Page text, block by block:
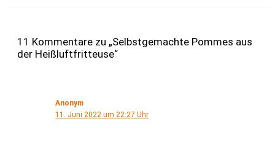
11 Kommentare zu „Selbstgemachte Pommes aus
der Heißluftfritteuse“
Anonym
11. Juni 2022 um 22:27 Uhr